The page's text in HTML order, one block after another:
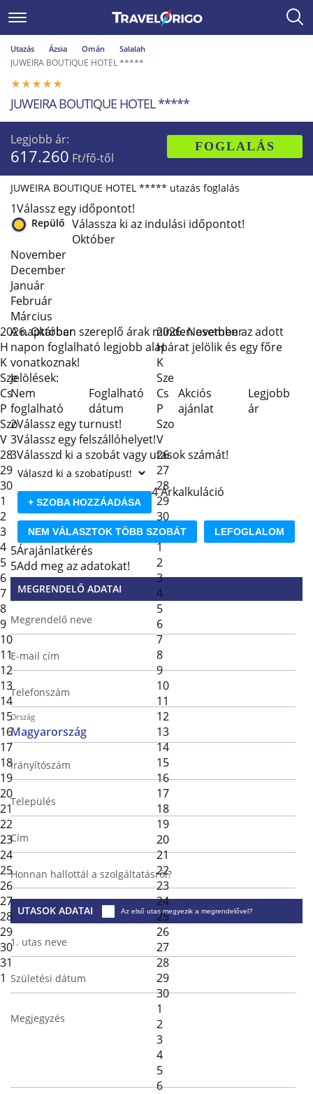
Utazás Ázsia Omán Salalah
JUWEIRA BOUTIQUE HOTEL *****
JUWEIRA BOUTIQUE HOTEL *****
Legjobb ár:
617.260 Ft/fő-től
FOGLALÁS
JUWEIRA BOUTIQUE HOTEL ***** utazás foglalás
1Válassz egy időpontot!
Repülő Válassza ki az indulási időpontot!
Október
November
December
Január
Február
Március
2026. Október
H
K
Sze
Cs
P
Szo
V
28
29
30
1
2
3
4
5
6
7
8
9
10
11
12
13
14
15
16
17
18
19
20
21
22
23
24
25
26
27
28
29
30
31
1
2026. November
H
K
Sze
Cs
P
Szo
V
26
27
28
29
30
31
1
2
3
4
5
6
7
8
9
10
11
12
13
14
15
16
17
18
19
20
21
22
23
24
25
26
27
28
29
30
1
2
3
4
5
6
A naptárban szereplő árak minden esetben az adott
napon foglalható legjobb alapárat jelölik és egy főre
vonatkoznak!
Jelölések:
Nem
foglalható
Foglalható
dátum
Akciós
ajánlat
Legjobb
ár
2Válassz egy turnust!
3Válassz egy felszállóhelyet!
3Válasszd ki a szobát vagy utasok számát!
+ SZOBA HOZZÁADÁSA
NEM VÁLASZTOK TÖBB SZOBÁT
4Árkalkuláció
LEFOGLALOM
5Árajánlatkérés
5Add meg az adatokat!
MEGRENDELŐ ADATAI
Megrendelő neve
E-mail cím
Telefonszám
Ország
Irányítószám
Település
Cím
Honnan hallottál a szolgáltatásról?
UTASOK ADATAI Az első utas megyezik a megrendelővel?
1. utas neve
Születési dátum
Megjegyzés